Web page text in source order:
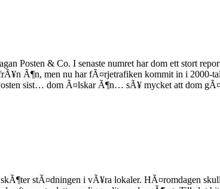
Posten & Co. I senaste numret har dom ett stort
Ã¶n, men nu har fÃ¤rjetrafiken kommit in i 2000-
sist… dom Ã¤lskar Ã¶n… sÃ¥ mycket att dom
stÃ¤dningen i vÃ¥ra lokaler. HÃ¤romdagen